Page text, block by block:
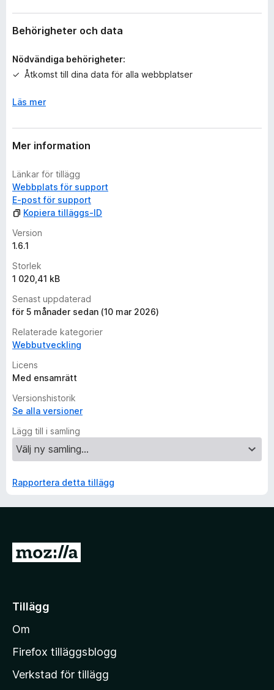
a
b
t
g
n
Behörigheter och data
Nödvändiga behörigheter:
Åtkomst till dina data för alla webbplatser
Läs mer
Mer information
Länkar för tillägg
Webbplats för support
E-post för support
Kopiera tilläggs-ID
Version
1.6.1
Storlek
1 020,41 kB
Senast uppdaterad
för 5 månader sedan (10 mar 2026)
Relaterade kategorier
Webbutveckling
Licens
Med ensamrätt
Versionshistorik
Se alla versioner
Lägg till i samling
Rapportera detta tillägg
G
i
l
M
z
Tillägg
Om
Firefox tilläggsblogg
Verkstad för tillägg